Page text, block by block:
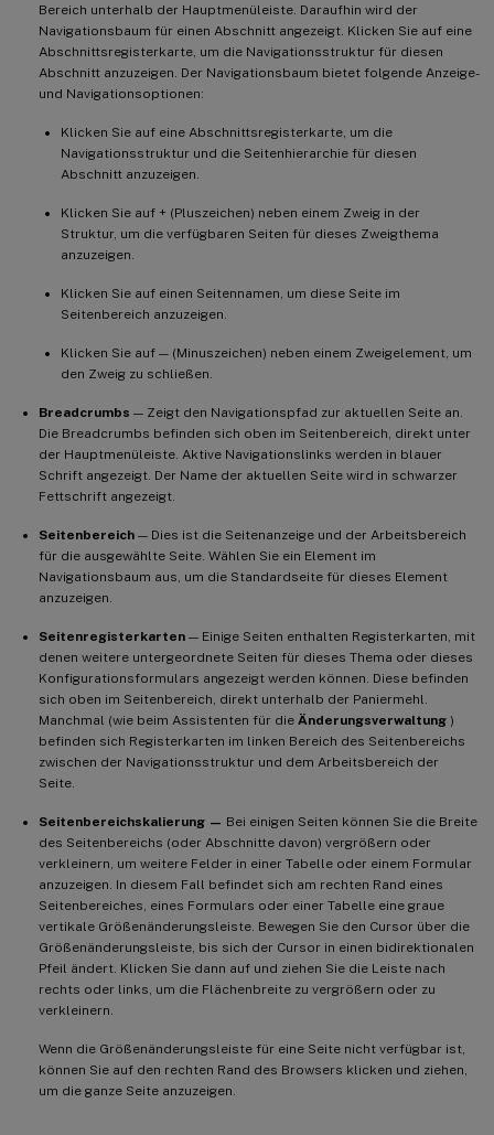
Bereich unterhalb der Hauptmenüleiste. Daraufhin wird der
Navigationsbaum für einen Abschnitt angezeigt. Klicken Sie auf eine
Abschnittsregisterkarte, um die Navigationsstruktur für diesen
Abschnitt anzuzeigen. Der Navigationsbaum bietet folgende Anzeige-
und Navigationsoptionen:
Klicken Sie auf eine Abschnittsregisterkarte, um die
Navigationsstruktur und die Seitenhierarchie für diesen
Abschnitt anzuzeigen.
Klicken Sie auf + (Pluszeichen) neben einem Zweig in der
Struktur, um die verfügbaren Seiten für dieses Zweigthema
anzuzeigen.
Klicken Sie auf einen Seitennamen, um diese Seite im
Seitenbereich anzuzeigen.
Klicken Sie auf — (Minuszeichen) neben einem Zweigelement, um
den Zweig zu schließen.
Breadcrumbs — Zeigt den Navigationspfad zur aktuellen Seite an.
Die Breadcrumbs befinden sich oben im Seitenbereich, direkt unter
der Hauptmenüleiste. Aktive Navigationslinks werden in blauer
Schrift angezeigt. Der Name der aktuellen Seite wird in schwarzer
Fettschrift angezeigt.
Seitenbereich — Dies ist die Seitenanzeige und der Arbeitsbereich
für die ausgewählte Seite. Wählen Sie ein Element im
Navigationsbaum aus, um die Standardseite für dieses Element
anzuzeigen.
Seitenregisterkarten — Einige Seiten enthalten Registerkarten, mit
denen weitere untergeordnete Seiten für dieses Thema oder dieses
Konfigurationsformulars angezeigt werden können. Diese befinden
sich oben im Seitenbereich, direkt unterhalb der Paniermehl.
Manchmal (wie beim Assistenten für die Änderungsverwaltung )
befinden sich Registerkarten im linken Bereich des Seitenbereichs
zwischen der Navigationsstruktur und dem Arbeitsbereich der
Seite.
Seitenbereichskalierung — Bei einigen Seiten können Sie die Breite
des Seitenbereichs (oder Abschnitte davon) vergrößern oder
verkleinern, um weitere Felder in einer Tabelle oder einem Formular
anzuzeigen. In diesem Fall befindet sich am rechten Rand eines
Seitenbereiches, eines Formulars oder einer Tabelle eine graue
vertikale Größenänderungsleiste. Bewegen Sie den Cursor über die
Größenänderungsleiste, bis sich der Cursor in einen bidirektionalen
Pfeil ändert. Klicken Sie dann auf und ziehen Sie die Leiste nach
rechts oder links, um die Flächenbreite zu vergrößern oder zu
verkleinern.
Wenn die Größenänderungsleiste für eine Seite nicht verfügbar ist,
können Sie auf den rechten Rand des Browsers klicken und ziehen,
um die ganze Seite anzuzeigen.